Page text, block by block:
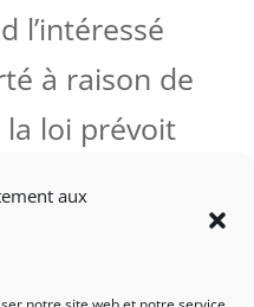
aux
l’intéressé
à raison de
la loi prévoit